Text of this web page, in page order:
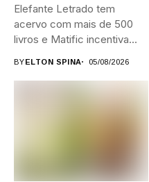
Elefante Letrado tem
acervo com mais de 500
livros e Matific incentiva...
BYELTON SPINA 05/08/2026